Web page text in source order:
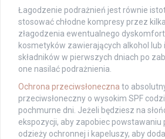
Łagodzenie podrażnień jest równie
stosować chłodne kompresy przez
złagodzenia ewentualnego
kosmetyków zawierających alkohol lub
składników w pierwszych dniach po
one nasilać podrażnienia.
Ochrona przeciwsłoneczna to
przeciwsłoneczny o wysokim SPF
pochmurne dni. Jeżeli będziesz na
ekspozycji, aby zapobiec powstawaniu
odzieży ochronnej i kapeluszy, aby